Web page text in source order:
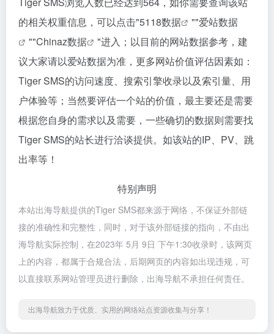
的相关权重信息，可以点击"5118数据 ""爱站数据
""Chinaz数据
"进入；以目前的网站数据参考，建
议大家请以爱站数据为准，更多网站价值评估因素如：
Tiger SMS的访问速度、搜索引擎收录以及索引量、用
户体验等；当然要评估一个站的价值，最主要还是需要
根据您自身的需求以及需要，一些确切的数据则需要找
Tiger SMS的站长进行洽谈提供。如该站的IP、PV、跳
出率等！
特别声明
本站出海导航提供的Tiger SMS都来源于网络，不保证外部链
接的准确性和完整性，同时，对于该外部链接的指向，不由出
海导航实际控制，在2023年 5月 9日 下午1:30收录时，该网页
上的内容，都属于合规合法，后期网页的内容如出现违规，可
以直接联系网站管理员进行删除，出海导航不承担任何责任。
出海导航致力于优质、实用的网络站点资源收集与分享！